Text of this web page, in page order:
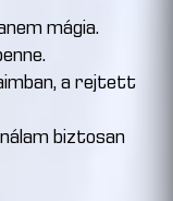
mágia.
a rejtett
biztosan